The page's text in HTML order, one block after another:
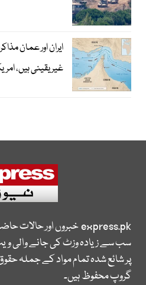
ایران اور عمان
غیر یقینی ہیں،
express.pkخبروں اور حالات
سب سے زیادہ وزٹ کی جانے والی
پر شائع شدہ تمام مواد کے جملہ
گروپ محفوظ ہیں۔